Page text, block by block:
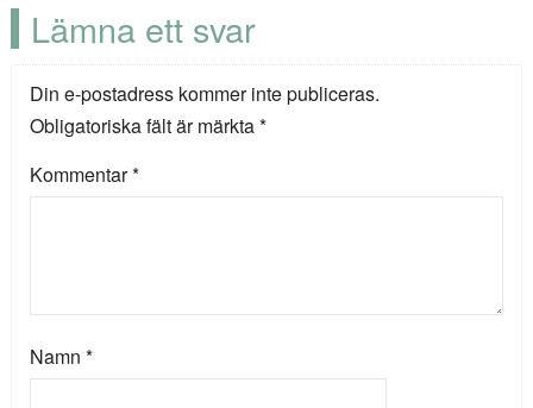
Lämna ett svar
Din e-postadress kommer inte publiceras.
Obligatoriska fält är märkta*
Kommentar*
Namn *